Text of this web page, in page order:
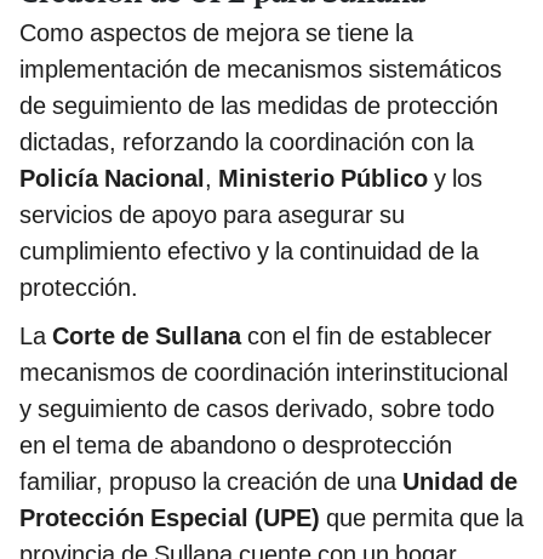
Como aspectos de mejora se tiene la
implementación de mecanismos sistemáticos
de seguimiento de las medidas de protección
dictadas, reforzando la coordinación con la
Policía Nacional, Ministerio Público y los
servicios de apoyo para asegurar su
cumplimiento efectivo y la continuidad de la
protección.
LaCorte de Sullanacon el fin de establecer
mecanismos de coordinación interinstitucional
y seguimiento de casos derivado, sobre todo
en el tema de abandono o desprotección
familiar, propuso la creación de una Unidad de
Protección Especial (UPE) que permita que la